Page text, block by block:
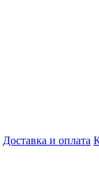
Доставка и оплата